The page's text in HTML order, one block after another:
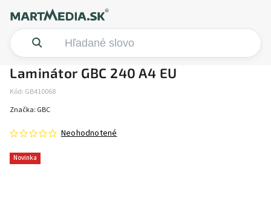
Laminátor GBC 240 A4 EU
Kód: GB410068
Novinka
Neohodnotené
Značka: GBC